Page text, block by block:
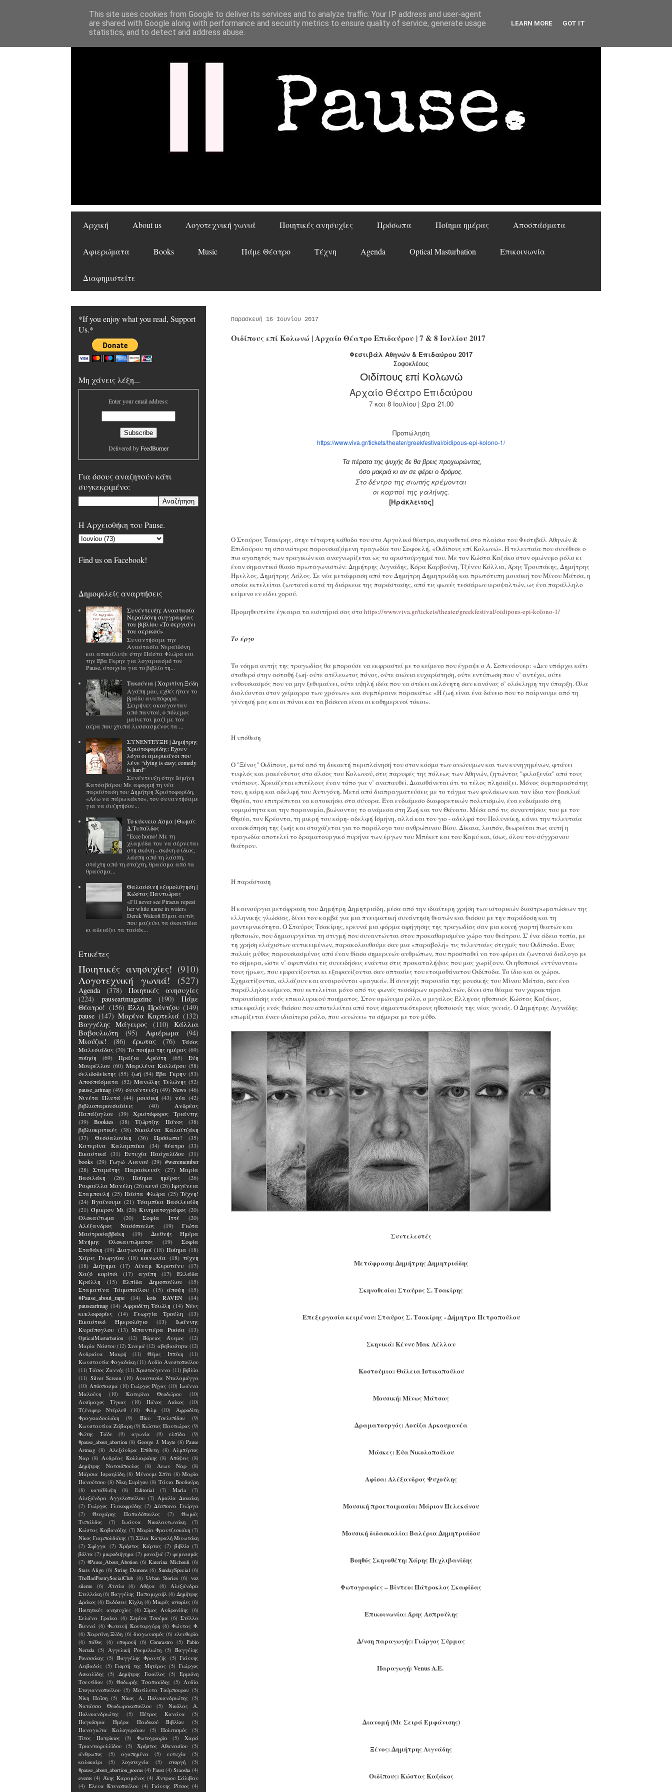
Αρχική About us Λογοτεχνική γωνιά Ποιητικές ανησυχίες Πρόσωπα Ποίημα ημέρας Αποσπάσματα
Αφιερώματα Books Music Πάμε Θέατρο Τέχνη Agenda Optical Masturbation Επικοινωνία
Διαφημιστείτε
Παρασκευή 16 Ιουνίου 2017
Οιδίπους επί Κολωνώ | Αρχαίο Θέατρο Επιδαύρου | 7 & 8 Ιουλίου 2017
Φεστιβάλ Αθηνών & Επιδαύρου 2017
Σοφοκλέους
Οιδίπους επί Κολωνώ
Αρχαίο Θέατρο Επιδαύρου
7 και 8 Ιουλίου | Ώρα 21.00
Προπώληση
https://www.viva.gr/tickets/theater/greekfestival/oidipous-epi-kolono-1/
Τα πέρατα της ψυχής δε θα βρεις προχωρώντας,
όσο μακριά κι αν σε φέρει ο δρόμος.
Στο δέντρο της σιωπής κρέμονται
οι καρποί της γαλήνης.
[Ηράκλειτος]
O Σταύρος Τσακίρης, στην τέταρτη κάθοδο του στο Αργολικό θέατρο, σκηνοθετεί στο πλαίσιο του Φεστιβάλ Αθηνών &
Επιδαύρου τη σπανιότερα παρουσιαζόμενη τραγωδία του Σοφοκλή, «Οιδίπους επί Κολωνώ». Η τελευταία που συνέθεσε ο
πιο αγαπητός των τραγικών και αναγνωρίζεται ως το αριστούργημά του. Με τον Κώστα Καζάκο στον ομώνυμο ρόλο κι
έναν σημαντικό θίασο πρωταγωνιστών: Δημήτρης Λιγνάδης, Κόρα Καρβούνη, Τζέννυ Κόλλια, Άρης Τρουπάκης, Δημήτρης
Ήμελλος, Δημήτρης Λάλος. Σε νέα μετάφραση από τον Δημήτρη Δημητριάδη και πρωτότυπη μουσική του Μίνου Μάτσα, η
οποία εκτελείται ζωντανά κατά τη διάρκεια της παράστασης, από τις φωνές τεσσάρων ιεροψαλτών, ως ένα παράλληλο
κείμενο εν είδει χορού.
Προμηθευτείτε έγκαιρα τα εισιτήριά σας στο https://www.viva.gr/tickets/theater/greekfestival/oidipous-epi-kolono-1/
Το έργο
Το νόημα αυτής της τραγωδίας θα μπορούσε να εκφραστεί με το κείμενο που έγραψε ο Α. Σοπενάουερ: «Δεν υπάρχει κάτι
σταθερό στην ασταθή ζωή· ούτε ατέλειωτος πόνος, ούτε αιώνια ευχαρίστηση, ούτε εντύπωση που ν’ αντέχει, ούτε
ενθουσιασμός που να μην ξεθυμαίνει, ούτε υψηλή ιδέα που να στέκει ακλόνητη σαν κανόνας σ’ ολόκληρη την ύπαρξη. Όλα
διαλύονται στον χείμαρρο των χρόνων» και συμπέραινε παρακάτω: «Η ζωή είναι ένα δάνειο που το παίρνουμε από τη
γέννησή μας και οι πόνοι και τα βάσανα είναι οι καθημερινοί τόκοι».
Η υπόθεση
Ο "Ξένος" Οιδίπους, μετά από τη δεκαετή περιπλάνησή του στον κόσμο των ανώνυμων και των κυνηγημένων, φτάνει
τυφλός και ρακένδυτος στο άλσος του Κολωνού, στις παρυφές της πόλεως των Αθηνών, ζητώντας "φιλοξενία" από τους
ντόπιους. Χρειάζεται επιτέλους έναν τόπο για ν’ αναπαυθεί. Διαισθάνεται ότι το τέλος πλησιάζει. Μόνος συμπαραστάτης
του, η κόρη και αδελφή του Αντιγόνη. Μετά από διαπραγματεύσεις με το τάγμα των φυλάκων και τον ίδιο τον βασιλιά
Θησέα, του επιτρέπεται να κατοικήσει στα σύνορα. Ένα ενδιάμεσο διαφορετικών πολιτισμών, ένα ενδιάμεσο στη
νομιμότητα και την παρανομία, βιώνοντας το ανάμεσα στη Ζωή και τον Θάνατο. Μέσα από τις συναντήσεις του με τον
Θησέα, τον Κρέοντα, τη μικρή του κόρη- αδελφή Ισμήνη, αλλά και τον γιο - αδελφό του Πολυνείκη, κάνει την τελευταία
ανασκόπηση της ζωής και στοχάζεται για το παράλογο του ανθρώπινου Βίου. Δίκαια, λοιπόν, θεωρείται πως αυτή η
τραγωδία αποτελεί το δραματουργικό πυρήνα των έργων του Μπέκετ και του Καμύ και, ίσως, όλου του σύγχρονου
θεάτρου.
Η παράσταση
Η καινούργια μετάφραση του Δημήτρη Δημητριάδη, μέσα από την ιδιαίτερη χρήση των ιστορικών διαστρωματώσεων της
ελληνικής γλώσσας, δίνει τον καμβά για μια πνευματική συνάντηση θεατών και θιάσου με την παράδοση και τη
μοντερνικότητα. Ο Σταύρος Τσακίρης, ερευνά μια φόρμα αφήγησης της τραγωδίας σαν μια κοινή γιορτή θεατών και
ηθοποιών, που δημιουργείται τη στιγμή που συναντώνται στον προκαθορισμένο χώρο του θεάτρου. Σ' ένα άδειο τοπίο, με
τη χρήση ελάχιστων αντικειμένων, παρακολουθούμε σαν μια «παραβολή» τις τελευταίες στιγμές του Οιδίποδα. Ένας
παλιός μύθος παρουσιασμένος από έναν θίασο σημερινών ανθρώπων, που προσπαθεί να τον φέρει σε ζωντανό διάλογο με
το σήμερα, ώστε ν’ αφυπνίσει τις συνειδήσεις ενάντια στις προκαταλήψεις που μας χωρίζουν. Οι ηθοποιοί «ντύνονται»
τους ήρωες, που εμφανίζονται κι εξαφανίζονται σαν οπτασίες του ετοιμοθάνατου Οιδίποδα. Το ίδιο και οι χώροι.
Σχηματίζονται, αλλάζουν και αναιρούνται «μαγικά». Η συνεχής παρουσία της μουσικής του Μίνου Μάτσα, σαν ένα
παράλληλο κείμενο, που εκτελείται μόνο από τις φωνές τεσσάρων ιεροψαλτών, δίνει στο θέαμα τον χαρακτήρα
παρουσίασης ενός επικολυρικού ποιήματος. Στον ομώνυμο ρόλο, ο μεγάλος Έλληνας ηθοποιός Κώστας Καζάκος,
επικεφαλής ενός θιάσου που αποτελείται από τους σημαντικότερους ηθοποιούς της νέας γενιάς. O Δημήτρης Λιγνάδης
επωμίζεται έναν ιδιαίτερο ρόλο, που «ενώνει» το σήμερα με τον μύθο.
Συντελεστές
Μετάφραση: Δημήτρης Δημητριάδης
Σκηνοθεσία: Σταύρος Σ. Τσακίρης
Επεξεργασία κειμένου: Σταύρος Σ. Τσακίρης - Δήμητρα Πετροπούλου
Σκηνικά: Κέννυ Μακ Λέλλαν
Κοστούμια: Θάλεια Ιστικοπούλου
Μουσική: Μίνως Μάτσας
Δραματουργός: Λουίζα Αρκουμανέα
Μάσκες: Εύα Νικολοπούλου
Αφίσα: Αλέξανδρος Ψυχούλης
Μουσική προετοιμασία: Μάριον Πελεκάνου
Μουσική διδασκαλία: Bαλέρια Δημητριάδου
Βοηθός Σκηνοθέτη: Χάρης Πεχλιβανίδης
Φωτογραφίες – Βίντεο: Πάτροκλος Σκαφίδας
Επικοινωνία: Άρης Ασπρούλης
Δ/νση παραγωγής: Γιώργος Σύρμας
Παραγωγή: Venus A.E.
Διανομή (Με Σειρά Εμφάνισης)
Ξένος: Δημήτρης Λιγνάδης
Οιδίπους: Κώστας Καζάκος
*If you enjoy what you read, Support
Us.*
Μη χάνεις λέξη...
Enter your email address:
Delivered byFeedBurner
Για όσους αναζητούν κάτι
συγκεκριμένο:
H Αρχειοθήκη του Pause.
Find us on Facebook!
Δημοφιλείς αναρτήσεις
Συνέντευξη: Αναστασία
Νεραϊδόνη συγγραφέας
του βιβλίου «Το σεργιάνι
του αερικού»
Συναντήσαμε την
Αναστασία Νεραϊδόνη
και αποκάλυψε στην Πάστα Φλώρα και
την Έβα Γκρην για λογαριασμό του
Pause, στοιχεία για το βιβλίο τη...
Tακούνια | Χαριτίνη Ξύδη
Αγάπη μου, εχθές ήταν το
βράδυ ανυπόφορο.
Σειρήνες ακούγονταν
από παντού, ο πόλεμος
μαίνεται μαζί με τον
αέρα που χτυπά λυσσασμένος τα ...
ΣΥΝΕΝΤΕΥΞΗ | Δημήτρης
Χριστοφορίδης: Έχουν
λόγο οι αμερικάνοι που
λένε “dying is easy; comedy
is hard”
Συνέντευξη στην Ισμήνη
Κατσαβάρου Με αφορμή τη νέα
παράσταση του Δημήτρη Χριστοφορίδη,
«Λέω να πάρω κάκτο», τον συναντήσαμε
για να συζητήσου...
Το κύκνειο Άσμα | Θωμάς
Δ.Τυπάλδος
"Ecce homo! Με τη
χλαμύδα του να σέρνεται
στη σκόνη - σκόνη ο ίδιος,
λάσπη από τη λάσπη,
στάχτη από τη στάχτη, θραύσμα από τα
θραύσμα...
Θαλασσινή εξομολόγηση |
Κώστας Παντιώρας
«I’ll never see Piraeus repeat
her white name in water»
Derek Walcott Είμαι αυτός
που μαζεύει τα σκουπίδια
κι αδειάζει τα τασάκ...
Ετικέτες
Ποιητικές ανησυχίες! (910)
Λογοτεχνική γωνιά!
(527)
Agenda (378)
Ποιητικές ανησυχίες
(224)
pauseartmagazine (190)
Πάμε
Θέατρο! (156) Έλλη Πράντζου (149)
pause (147) Μαρίνα Καρτελιά (132)
Βαγγέλης Μάγειρος
(110)
Κάλλια
Βαβουλιώτη
(95) Αφιέρωμα
(94)
Μιούζικ!
(86) έρωτας (76)
Τάσος
Μαλεσιάδας (70) Το ποιήμα της ημέρας (69)
ποίηση
(69) Πράξια Αρέστη (65)
Εύη
Μουρέλλου (60) Μαριλένα Κολλάρου (58)
σελιδοδείκτης (55) ζωή (54) Έβα Γκρην (53)
Αποσπάσματα (52) Μανώλης Τελώνης (52)
pause_artmag (49) συνέντευξη (49) News (46)
Νινέτα Πλυτά (44) μουσική (43) νέα (42)
βιβλιοπαρουσιάσεις
(40)
Ανδρέας
Παπάζογλου
(39)
Χριστόφορος Τριάντης
(39)
Bookies (38) Τζώρτζης Πάνος
(38)
βιβλιοκριτικές (38) Νικολένα Καλαϊτζάκη
(37)
Θεσσαλονίκη (36) Πρόσωπα!
(35)
Κατερίνα Καλαμπάκα
(34) θέατρο (33)
Εικαστικά (31) Ευτυχία Πασχαλίδου (31)
books (29) Γωγώ Λιανού (29) #weremember
(28) Σταμάτης Παρασκευάς (27) Μαρία
Βασιλάκη
(26) Ποίημα ημέρας
(26)
Ραφαέλλα Μανέλη (26) κενό (26) Ιφιγένεια
Σταμπουλή (25) Πάστα Φλώρα (25) Τέχνη!
(24) Βγαίνουμε (21) Τσαμπίκα Βασιλειάδη
(21) Όμικρον Μι (20) Κινηματογράφος (20)
Ολοκαύτωμα
(20) Σοφία Ιττέ
(20)
Αλέξανδρος Νασόπουλος
(19)
Γιώτα
Μαστροσαββάκη
(19)
Διεθνής Ημέρα
Μνήμης Ολοκαυτώματος
(19)
Σοφία
Σταθάκη (19) Διαγωνισμοί (18) Ποίημα (18)
Χάρις Γεωργίου (18) κοινωνία (18) τέχνη
(18)
Διήγημα (17) Λίναμ Κεροτάνυ (17)
Χαζό κορίτσι
(17) αγάπη (17)
Ελλάδα
Κράλλη
(15) Ελπίδα Δημοπούλου
(15)
Σταματίνα Τσιμοπούλου (15) άποψη (15)
#Pause_about_rape
(14) kots RAVEN
(14)
pauseartmag (14) Αφροδίτη Τσιώλη (14) Νέες
κυκλοφορίες
(14) Γεωργία Τρούλη
(13)
Εικαστικό Ημερολόγιο
(13)
Ιωάννης
Κυράπογλου (13) Μπαντιέρα Ροσσα (13)
OpticalMasturbation (12) Βόρειος Άνεμος
(12)
Μαρία Νάστου (12) Σινεμά (12) αβεβαιότητα (12)
Ανδριάνα Μακρή
(11) Θέμις Ιππέκη
(11)
Κωνσταντία Φαγαδάκη (11) Λυδία Ανεστοπούλου
(11) Τάσος Ζαννής (11) Χριστούγεννα (11) βιβλία
(11) Silver Screen (10) Αναστασία Νταλαμάγγα
(10) Απόσπασμα (10) Γιώργος Ρήγας (10) Ιωάννα
Μαλούνη
(10) Κατερίνα Θεοδώρου
(10)
Λυσίμαχος Τίγκας
(10) Πάνος Λιάκος
(10)
Τζένιφερ Ντέρλεθ
(10) Φιλμ (10)
Αφροδίτη
Φραγκιαδουλάκη
(9) Βίκυ Τσελεπίδου
(9)
Κωνσταντίνα Ζάβαρη (9) Κώστας Παντιώρας (9)
Φώτης Τάδε
(9) αγωνία (9) ελπίδα
(9)
#pause_about_abortion (8) George J. Mayte (8) Pause
Artmag (8) Αλεξάνδρα Επίθετη (8) Αλμπέρτος
Ναρ (8) Ανδρέας Κολλιαράκης (8) Απόψεις (8)
Δημήτρης Νατσιόπουλος
(8) Λεων Ναρ
(8)
Μάρσια Ισραηλίδη (8) Μένουμε Σπίτι (8) Μαρία
Πανούτσου (8) Νίκη Συρίγου (8) Τάνια Βουδούρη
(8)
κατάθλιψη (8) Editorial (7) Marla
(7)
Αλεξάνδρα Αγγελοπούλου (7) Αμαλία Διακάκη
(7) Γιώργος Γλυκοφρύδης (7) Δέσποινα Γεώργα
(7)
Θεοχάρης Παπαδόπουλος (7)
Θωμάς
Τυπάλδος
(7) Ιωάννα Νικολαντωνάκη
(7)
Κώστας Καβανόζης (7) Μαρία Φραντζεσκάκη (7)
Νίκος Γιαμπολδάκης (7) Σίλια Κατραλή Μινωτάκη
(7) Σφίγγα (7) Χρήστος Κάρτας (7) βιβλίο (7)
βόλτα (7) μικροδιήγημα (7) μοναξιά (7) φεμινισμός
(7) #Pause_About_Abotion (6) Katerina Michouli (6)
Stars Align (6) String Demons (6) SundaySpecial (6)
TheBadPoetrySocialClub (6) Urban Stories (6) voz
silente
(6) Άτιτλο (6) Αθήνα (6)
Αλεξάνδρα
Στελλάκη (6) Βαγγέλης Παπαμιχαήλ (6) Δημήτρης
Δράκος (6) Εκδόσεις Κίχλη (6) Μικρές ιστορίες (6)
Ποιτητικές ανησυχίες (6) Σίμος Ανδρονίδης (6)
Σελάνα Γραίκα (6) Σεμίνα Τσούμα (6) Στέλλα
Βιεννά (6) Φωτεινή Κονταργύρη (6) Φώντας Φ.
(6) Χαριτίνη Ξύδη (6) διαγωνισμός (6) ελευθερία
(6)
πάθος (6) υπομονή (6) Comrastro (5) Pablo
Neruda (5) Αγγελική Ρουμελιώτη (5) Βαγγέλης
Ρουσσάκης (5) Βαγγέλης Φραντζής (5) Γιάννης
Λειβαδάς (5) Γιορτή της Μητέρας (5) Γιώργος
Ασκαλίδης
(5) Δημήτρης Γκιούλος (5)
Ερμιόνη
Τσεντίδου (5) Θοδωρής Τσαπακίδης (5) Λυδία
Στογιαννοπούλου (5) Ματίλντα Τούμπουρου (5)
Νίκη Παΐση (5) Νίκος Α. Πολυκανδριώτης
(5)
Νατάσσα Θεοδωρακοπούλου
(5)
Νικόλας Α.
Πολυκανδριώτης
(5) Πέτρος Κανάνα
(5)
Παγκόσμια Ημέρα Παιδικού Βιβλίου
(5)
Παναγιώτα Καλογεράκου
(5) Πολιτισμός
(5)
Τίτος Πατρίκιος
(5) Φωτογραφία (5)
Χαρά
Τριανταφυλλίδου
(5) Χρήστος Αθανασίου
(5)
άνθρωπος
(5) αγαπημένα (5) ευτυχία
(5)
καλοκαίρι
(5) λογοτεχνία (5) στοργή
(5)
#pause_about_abortion_poems (4) Faust (4) Sraosha (4)
events (4) Άκης Καραμάνος (4) Άντριου Σάλιβαν
(4) Έλενα Kτενοπούλου (4) Γιάννης Ρίτσος (4)
This site uses cookies from Google to deliver its services and to analyze traffic. Your IP address and user-agent
are shared with Google along with performance and security metrics to ensure quality of service, generate usage
statistics, and to detect and address abuse.
LEARN MORE GOT IT